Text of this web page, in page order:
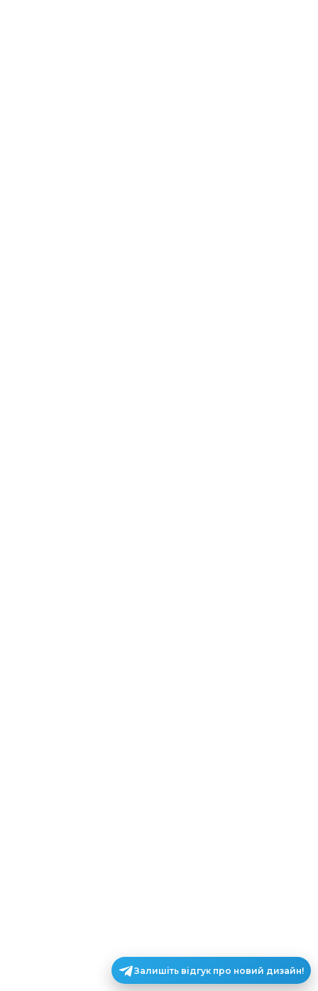
Залишіть відгук про новий дизайн!